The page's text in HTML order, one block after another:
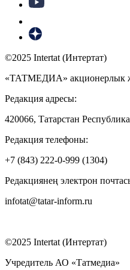
©2025 Intertat (Интертат)
«ТАТМЕДИА» акционерлык
Редакция адресы:
420066, Татарстан
Редакция телефоны:
+7 (843) 222-0-999 (1304)
Редакциянең электрон
infotat@tatar-inform.ru
©2025 Intertat (Интертат)
Учредитель АО «Татмедиа»